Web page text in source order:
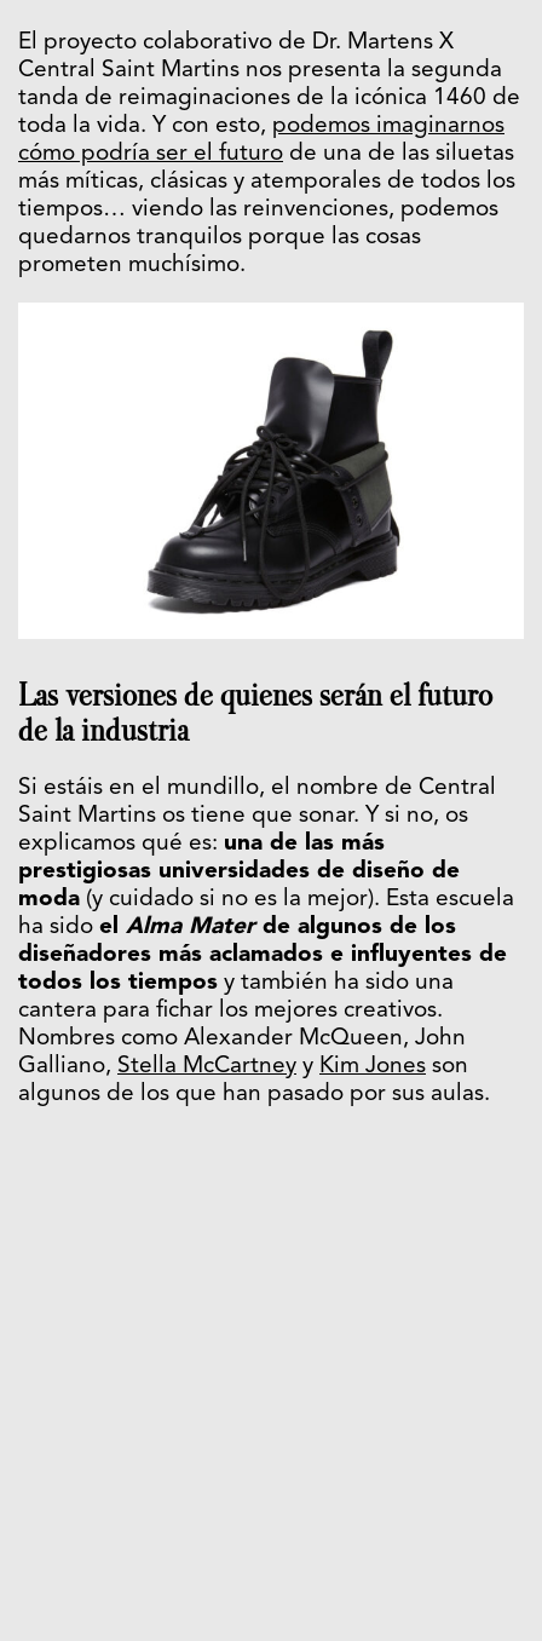
El proyecto colaborativo de Dr. Martens X
Central Saint Martins nos presenta la segunda
tanda de reimaginaciones de la icónica 1460 de
toda la vida. Y con esto, podemos imaginarnos
cómo podría ser el futuro de una de las siluetas
más míticas, clásicas y atemporales de todos los
tiempos… viendo las reinvenciones, podemos
quedarnos tranquilos porque las cosas
prometen muchísimo.
Las versiones de quienes serán el futuro
de la industria
Si estáis en el mundillo, el nombre de Central
Saint Martins os tiene que sonar. Y si no, os
explicamos qué es: una de las más
prestigiosas universidades de diseño de
moda (y cuidado si no es la mejor). Esta escuela
ha sido el Alma Materde algunos de los
diseñadores más aclamados e influyentes de
todos los tiempos y también ha sido una
cantera para fichar los mejores creativos.
Nombres como Alexander McQueen, John
Galliano, Stella McCartney y Kim Jones son
algunos de los que han pasado por sus aulas.